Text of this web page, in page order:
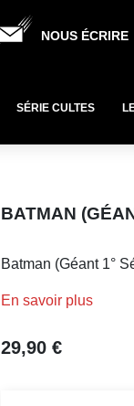
NOUS ÉCRIRE
SÉRIE CULTES
BATMAN
Batman (Géant 1°
En savoir plus
29,90 €